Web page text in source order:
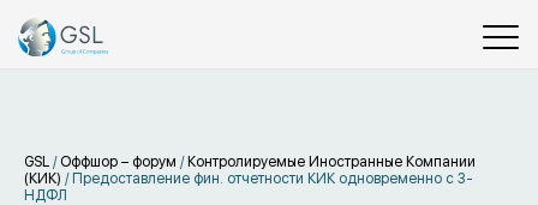
GSL / Оффшор – форум / Контролируемые Иностранные Компании
(КИК) / Предоставление фин. отчетности КИК одновременно с 3-
НДФЛ